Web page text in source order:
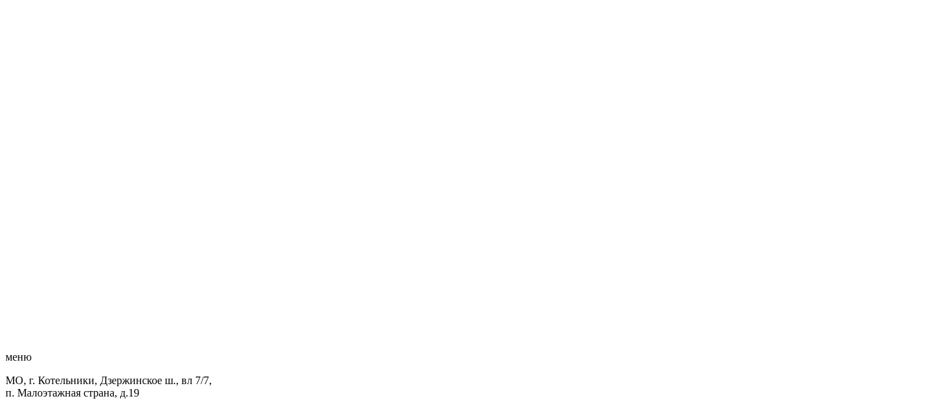
меню
МО, г. Котельники, Дзержинское ш., вл 7/7,
п. Малоэтажная страна, д.19